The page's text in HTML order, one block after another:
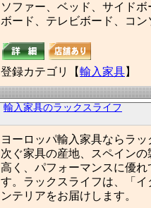
ソファー、ベッド、サイド
ボード、テレビボード、コ
登録カテゴリ【輸入家具】
輸入家具のラックスライフ
ヨーロッパ輸入家具ならラ
次ぐ家具の産地、スペイン
高く、パフォーマンスに優
す。ラックスライフは、「
ンテリアをお届けします。